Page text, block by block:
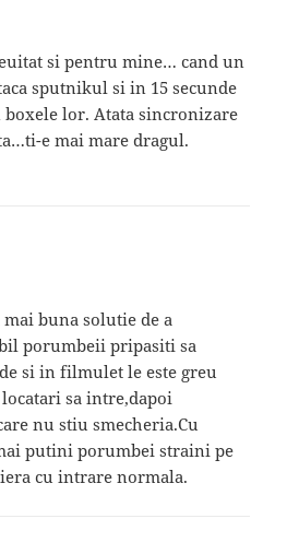
si pentru mine… cand un
sputnikul si in 15 secunde
lor. Atata sincronizare
e mai mare dragul.
mai buna solutie de a
porumbeii pripasiti sa
si in filmulet le este greu
sa intre,dapoi
nu stiu smecheria.Cu
putini porumbei straini pe
cu intrare normala.